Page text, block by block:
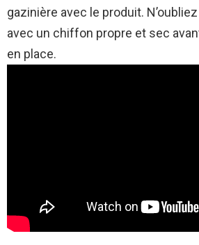
gazinière avec le produit.
avec un chiffon propre et sec
en place.